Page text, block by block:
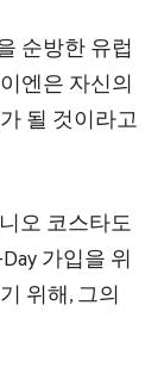
순방한 유럽
엔은 자신의
될 것이라고
오 코스타도
가입을 위
위해,그의